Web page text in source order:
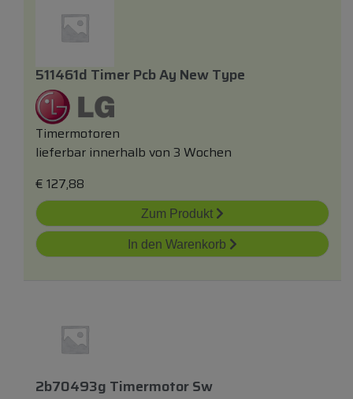
511461d Timer Pcb Ay New Type
Timermotoren
lieferbar innerhalb von 3 Wochen
€ 127,88
Zum Produkt
In den Warenkorb
2b70493g Timermotor Sw